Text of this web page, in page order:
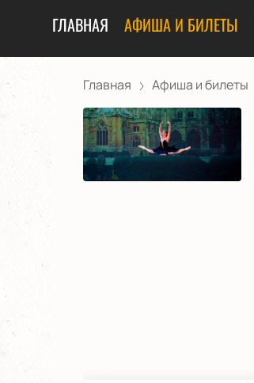
ГЛАВНАЯ АФИША И БИЛЕТЫ
Главная Афиша и билеты